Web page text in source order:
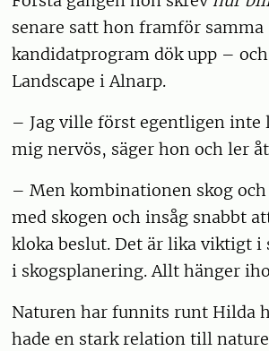
senare satt hon framför samma
kandidatprogram dök upp –
Landscape i Alnarp.
– Jag ville först egentligen inte
mig nervös, säger hon och ler
– Men kombinationen skog och
med skogen och insåg snabbt
kloka beslut. Det är lika viktigt
i skogsplanering. Allt hänger
Naturen har funnits runt Hilda
hade en stark relation till